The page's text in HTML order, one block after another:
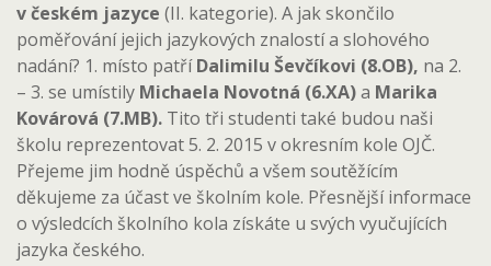
v českém jazyce (II. kategorie). A jak skončilo
poměřování jejich jazykových znalostí a slohového
nadání? 1. místo patříDalimilu Ševčíkovi (8.OB), na 2.
– 3. se umístily Michaela Novotná (6.XA)a Marika
Kovárová (7.MB). Tito tři studenti také budou naši
školu reprezentovat 5. 2. 2015 v okresním kole OJČ.
Přejeme jim hodně úspěchů a všem soutěžícím
děkujeme za účast ve školním kole. Přesnější informace
o výsledcích školního kola získáte u svých vyučujících
jazyka českého.